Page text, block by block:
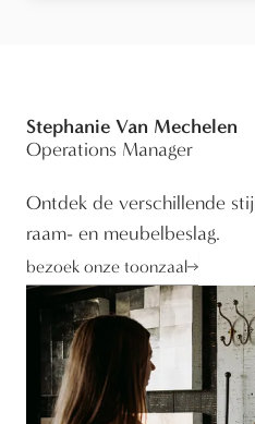
Stephanie Van Mechelen
Operations Manager
Ontdek de verschillende
raam- en meubelbeslag.
bezoek onze toonzaal